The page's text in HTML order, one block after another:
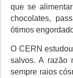
que se
chocolates,
ótimos
O CERN
salvos. A razão
sempre raios